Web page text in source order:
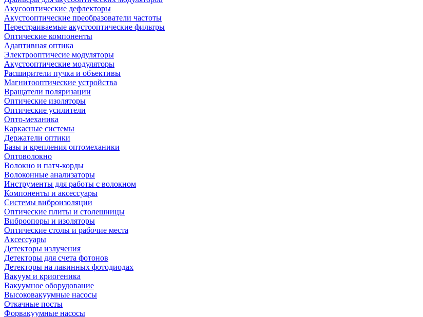
Акусооптические дефлекторы
Акустооптические преобразователи частоты
Перестраиваемые акустооптические фильтры
Оптические компоненты
Адаптивная оптика
Электрооптичесие модуляторы
Акустооптические модуляторы
Расширители пучка и объективы
Магнитооптические устройства
Вращатели поляризации
Оптические изоляторы
Оптические усилители
Опто-механика
Каркасные системы
Держатели оптики
Базы и крепления оптомеханики
Оптоволокно
Волокно и патч-корды
Волоконные анализаторы
Инструменты для работы с волокном
Компоненты и аксессуары
Системы виброизоляции
Оптические плиты и столешницы
Виброопоры и изоляторы
Оптические столы и рабочие места
Аксессуары
Детекторы излучения
Детекторы для счета фотонов
Детекторы на лавинных фотодиодах
Вакуум и криогеника
Вакуумное оборудование
Высоковакуумные насосы
Откачные посты
Форвакуумные насосы